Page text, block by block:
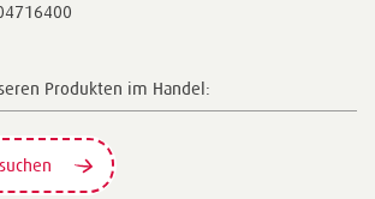
Produkten im Handel: